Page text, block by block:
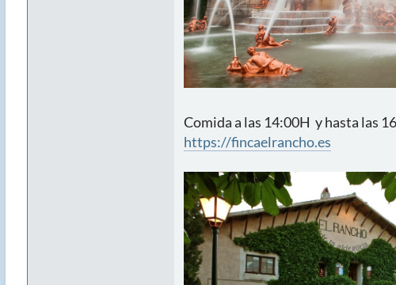
Comida a las 14:00H y hasta las
https://fincaelrancho.es